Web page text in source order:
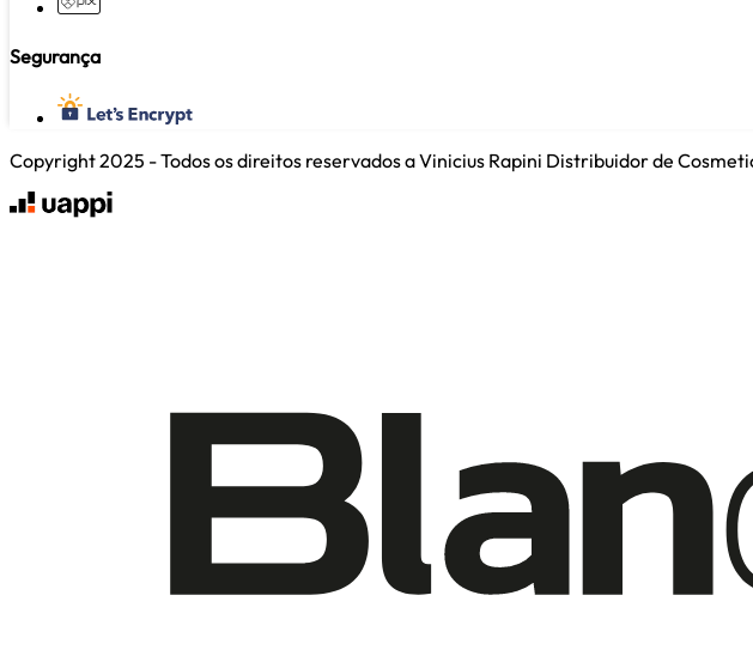
Segurança
Copyright 2025 - Todos os direitos reservados a Vinicius Rapini Distribuidor de